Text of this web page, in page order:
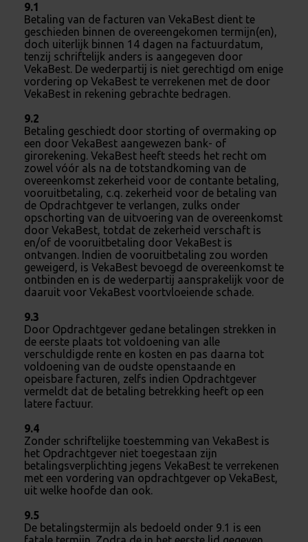
9.1
Betaling van de facturen van VekaBest dient te
geschieden binnen de overeengekomen termijn(en),
doch uiterlijk binnen 14 dagen na factuurdatum,
tenzij schriftelijk anders is aangegeven door
VekaBest. De wederpartij is niet gerechtigd om enige
vordering op VekaBest te verrekenen met de door
VekaBest in rekening gebrachte bedragen.
9.2
Betaling geschiedt door storting of overmaking op
een door VekaBest aangewezen bank- of
girorekening. VekaBest heeft steeds het recht om
zowel vóór als na de totstandkoming van de
overeenkomst zekerheid voor de contante betaling,
vooruitbetaling, c.q. zekerheid voor de betaling van
de Opdrachtgever te verlangen, zulks onder
opschorting van de uitvoering van de overeenkomst
door VekaBest, totdat de zekerheid verschaft is
en/of de vooruitbetaling door VekaBest is
ontvangen. Indien de vooruitbetaling zou worden
geweigerd, is VekaBest bevoegd de overeenkomst te
ontbinden en is de wederpartij aansprakelijk voor de
daaruit voor VekaBest voortvloeiende schade.
9.3
Door Opdrachtgever gedane betalingen strekken in
de eerste plaats tot voldoening van alle
verschuldigde rente en kosten en pas daarna tot
voldoening van de oudste openstaande en
opeisbare facturen, zelfs indien Opdrachtgever
vermeldt dat de betaling betrekking heeft op een
latere factuur.
9.4
Zonder schriftelijke toestemming van VekaBest is
het Opdrachtgever niet toegestaan zijn
betalingsverplichting jegens VekaBest te verrekenen
met een vordering van opdrachtgever op VekaBest,
uit welke hoofde dan ook.
9.5
De betalingstermijn als bedoeld onder 9.1 is een